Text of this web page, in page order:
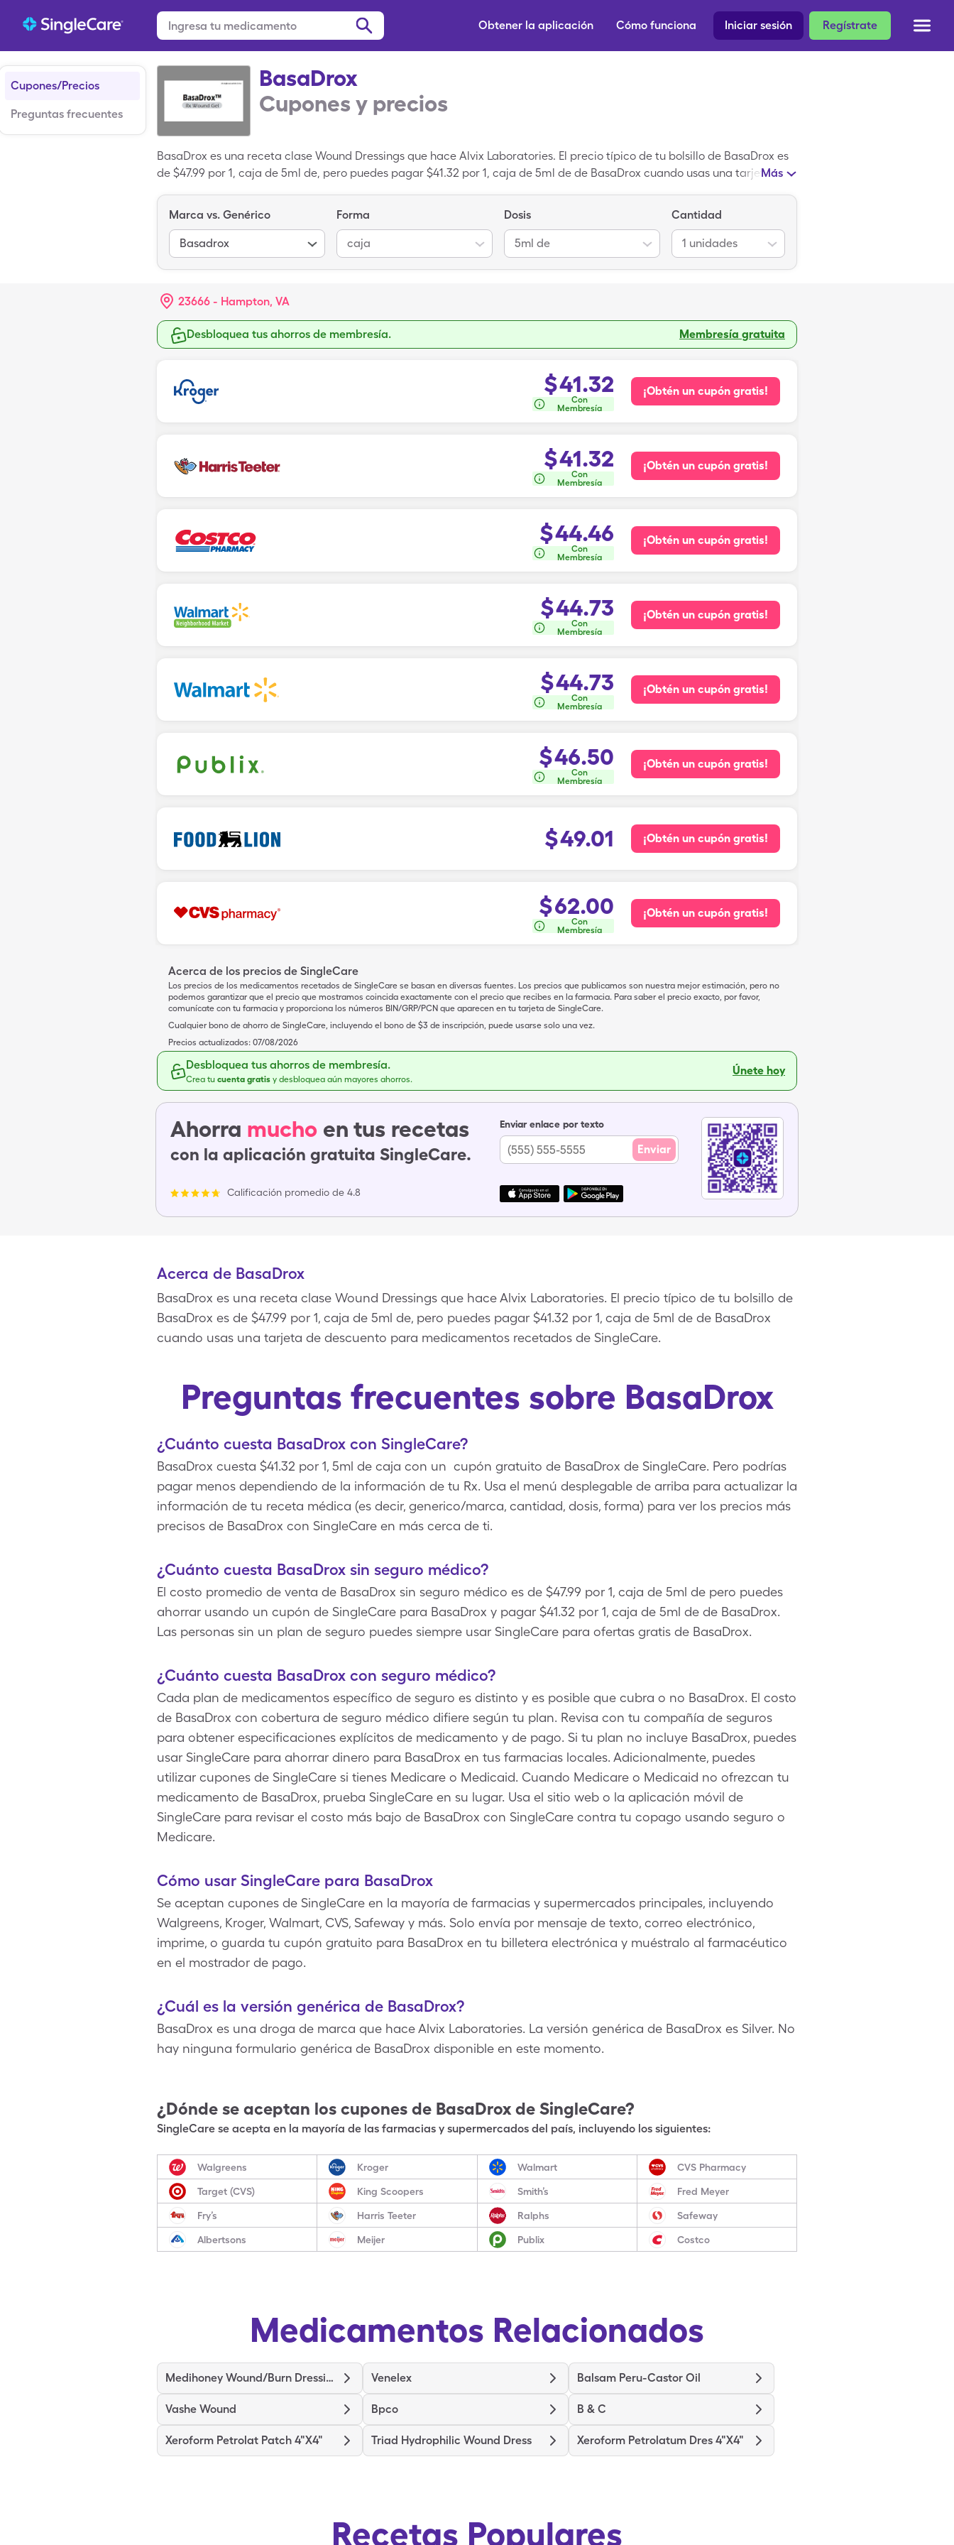
Regístrate
Iniciar sesión
Cómo funciona
Obtener la aplicación
Cupones/Precios
Preguntas frecuentes
BasaDrox
Cupones y precios
BasaDrox es una receta clase Wound Dressings que hace Alvix Laboratories. El precio típico de tu bolsillo de BasaDrox es
de $47.99 por 1, caja de 5ml de, pero puedes pagar $41.32 por 1, caja de 5ml de de BasaDrox cuando usas una tarjeta de
Más
Marca vs. Genérico
Basadrox
Forma
caja
Dosis
5ml de
Cantidad
1 unidades
23666 - Hampton, VA
Desbloquea tus ahorros de membresía. Membresía gratuita
$41.32
Con
Membresía
¡Obtén un cupón gratis!
$41.32
Con
Membresía
¡Obtén un cupón gratis!
$44.46
Con
Membresía
¡Obtén un cupón gratis!
$44.73
Con
Membresía
¡Obtén un cupón gratis!
$44.73
Con
Membresía
¡Obtén un cupón gratis!
$46.50
Con
Membresía
¡Obtén un cupón gratis!
$49.01 ¡Obtén un cupón gratis!
$62.00
Con
Membresía
¡Obtén un cupón gratis!
Acerca de los precios de SingleCare
Los precios de los medicamentos recetados de SingleCare se basan en diversas fuentes. Los precios que publicamos son nuestra mejor estimación, pero no
podemos garantizar que el precio que mostramos coincida exactamente con el precio que recibes en la farmacia. Para saber el precio exacto, por favor,
comunícate con tu farmacia y proporciona los números BIN/GRP/PCN que aparecen en tu tarjeta de SingleCare.
Cualquier bono de ahorro de SingleCare, incluyendo el bono de $3 de inscripción, puede usarse solo una vez.
Precios actualizados: 07/08/2026
Desbloquea tus ahorros de membresía.
Crea tu cuenta gratis y desbloquea aún mayores ahorros.
Únete hoy
Ahorra mucho en tus recetas
con la aplicación gratuita SingleCare.
Calificación promedio de 4.8
Enviar enlace por texto
Enviar
Acerca de BasaDrox
BasaDrox es una receta clase Wound Dressings que hace Alvix Laboratories. El precio típico de tu bolsillo de
BasaDrox es de $47.99 por 1, caja de 5ml de, pero puedes pagar $41.32 por 1, caja de 5ml de de BasaDrox
cuando usas una tarjeta de descuento para medicamentos recetados de SingleCare.
Preguntas frecuentes sobre BasaDrox
¿Cuánto cuesta BasaDrox con SingleCare?
BasaDrox cuesta $41.32 por 1, 5ml de caja con un cupón gratuito de BasaDrox de SingleCare. Pero podrías
pagar menos dependiendo de la información de tu Rx. Usa el menú desplegable de arriba para actualizar la
información de tu receta médica (es decir, generico/marca, cantidad, dosis, forma) para ver los precios más
precisos de BasaDrox con SingleCare en más cerca de ti.
¿Cuánto cuesta BasaDrox sin seguro médico?
El costo promedio de venta de BasaDrox sin seguro médico es de $47.99 por 1, caja de 5ml de pero puedes
ahorrar usando un cupón de SingleCare para BasaDrox y pagar $41.32 por 1, caja de 5ml de de BasaDrox.
Las personas sin un plan de seguro puedes siempre usar SingleCare para ofertas gratis de BasaDrox.
¿Cuánto cuesta BasaDrox con seguro médico?
Cada plan de medicamentos específico de seguro es distinto y es posible que cubra o no BasaDrox. El costo
de BasaDrox con cobertura de seguro médico difiere según tu plan. Revisa con tu compañía de seguros
para obtener especificaciones explícitos de medicamento y de pago. Si tu plan no incluye BasaDrox, puedes
usar SingleCare para ahorrar dinero para BasaDrox en tus farmacias locales. Adicionalmente, puedes
utilizar cupones de SingleCare si tienes Medicare o Medicaid. Cuando Medicare o Medicaid no ofrezcan tu
medicamento de BasaDrox, prueba SingleCare en su lugar. Usa el sitio web o la aplicación móvil de
SingleCare para revisar el costo más bajo de BasaDrox con SingleCare contra tu copago usando seguro o
Medicare.
Cómo usar SingleCare para BasaDrox
Se aceptan cupones de SingleCare en la mayoría de farmacias y supermercados principales, incluyendo
Walgreens, Kroger, Walmart, CVS, Safeway y más. Solo envía por mensaje de texto, correo electrónico,
imprime, o guarda tu cupón gratuito para BasaDrox en tu billetera electrónica y muéstralo al farmacéutico
en el mostrador de pago.
¿Cuál es la versión genérica de BasaDrox?
BasaDrox es una droga de marca que hace Alvix Laboratories. La versión genérica de BasaDrox es Silver. No
hay ninguna formulario genérica de BasaDrox disponible en este momento.
¿Dónde se aceptan los cupones de BasaDrox de SingleCare?
SingleCare se acepta en la mayoría de las farmacias y supermercados del país, incluyendo los siguientes:
Walgreens Kroger Walmart CVS Pharmacy
Target (CVS) King Scoopers Smith’s Fred Meyer
Fry’s Harris Teeter Ralphs Safeway
Albertsons Meijer Publix Costco
Medicamentos Relacionados
Medihoney Wound/Burn Dressing Venelex Balsam Peru-Castor Oil
Vashe Wound Bpco B & C
Xeroform Petrolat Patch 4"X4" Triad Hydrophilic Wound Dress Xeroform Petrolatum Dres 4"X4"
Recetas Populares